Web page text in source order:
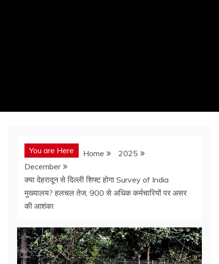
You are Here Home
2025
December
क्या देहरादून से दिल्ली शिफ्ट होगा Survey of India
मुख्यालय? हलचल तेज, 900 से अधिक कर्मचारियों पर असर
की आशंका